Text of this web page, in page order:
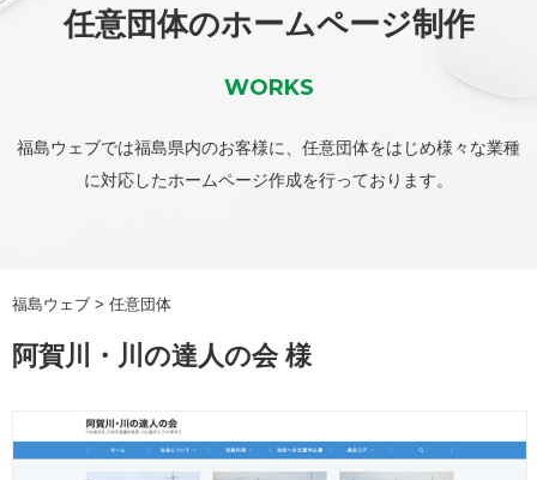
任意団体のホームページ制作
WORKS
福島ウェブでは福島県内のお客様に、任意団体をはじめ様々な業種
に対応したホームページ作成を行っております。
福島ウェブ > 任意団体
阿賀川・川の達人の会 様